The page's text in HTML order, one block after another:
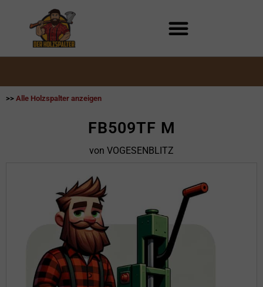
>> Alle Holzspalter anzeigen
FB509TF M
von VOGESENBLITZ